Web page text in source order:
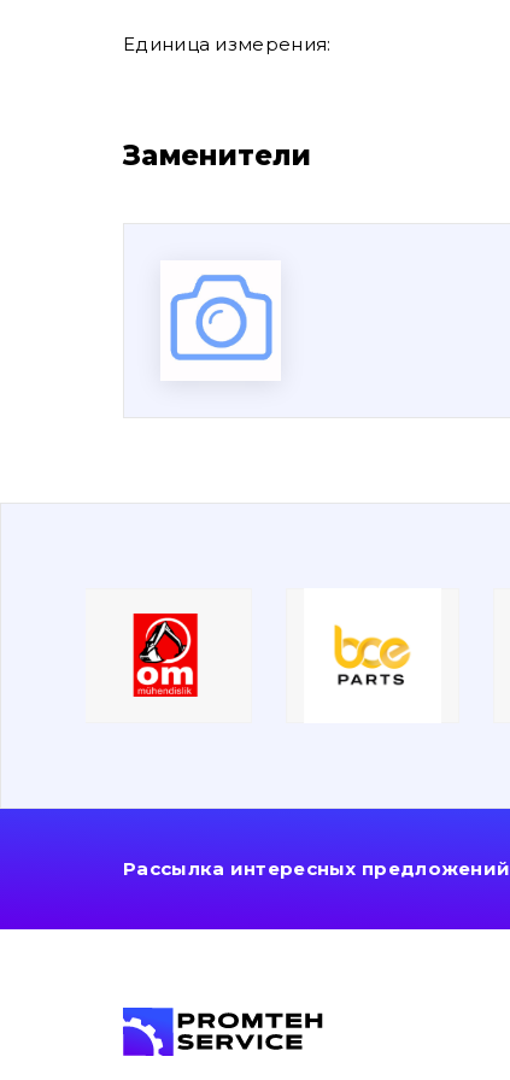
Единица измерения:
Заменители
Рассылка интересных предложений